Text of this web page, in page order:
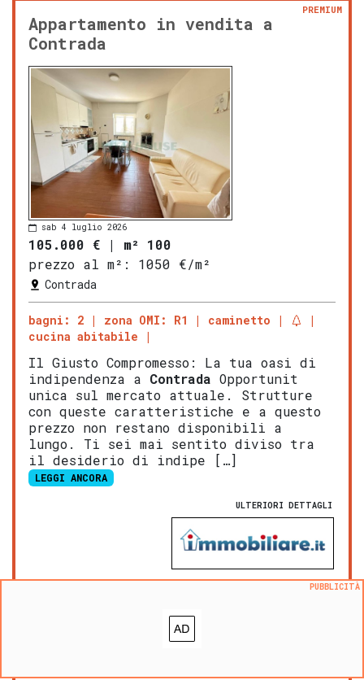
Appartamento in vendita a
Contrada
PREMIUM
sab 4 luglio 2026
105.000 € | m² 100
prezzo al m²:
1050 €/m²
Contrada
bagni: 2 zona OMI: R1
caminetto
cucina abitabile
Il Giusto Compromesso: La tua oasi di
indipendenza a Contrada Opportunit
unica sul mercato attuale. Strutture
con queste caratteristiche e a questo
prezzo non restano disponibili a
lungo. Ti sei mai sentito diviso tra
il desiderio di indipe […]
LEGGI ANCORA
ULTERIORI DETTAGLI
PUBBLICITÀ